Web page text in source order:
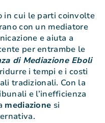
in cui le parti coinvolte
con un mediatore
e aiuta a
per entrambe le
di Mediazione Eboli
i tempi e i costi
tradizionali. Con la
e l’inefficienza
mediazione si